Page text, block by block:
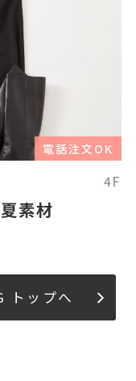
電話注文OK
4F
秋色×夏素材
トップへ